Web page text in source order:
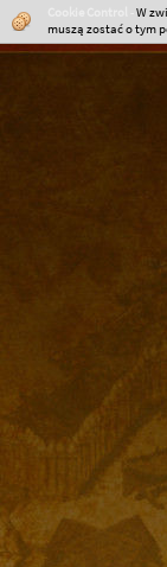
W
muszą zostać o tym